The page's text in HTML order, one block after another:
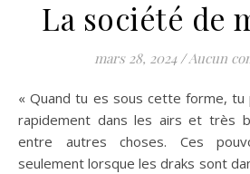
La société de
mars 28, 2024 / Aucun
« Quand tu es sous cette forme, tu
rapidement dans les airs et très
entre autres choses. Ces
seulement lorsque les draks sont